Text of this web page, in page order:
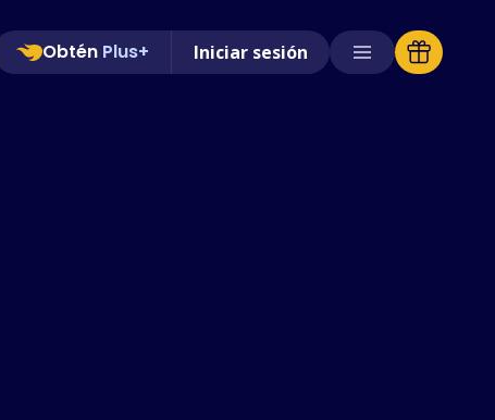
Obtén Plus+ Iniciar sesión